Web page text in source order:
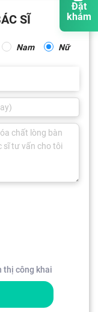
Đặt
khám
SĨ
Nam Nữ
thị công khai